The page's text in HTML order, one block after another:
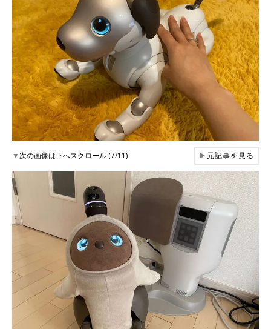
▼次の画像は下へスクロール (7/11) ▶元記事を見る